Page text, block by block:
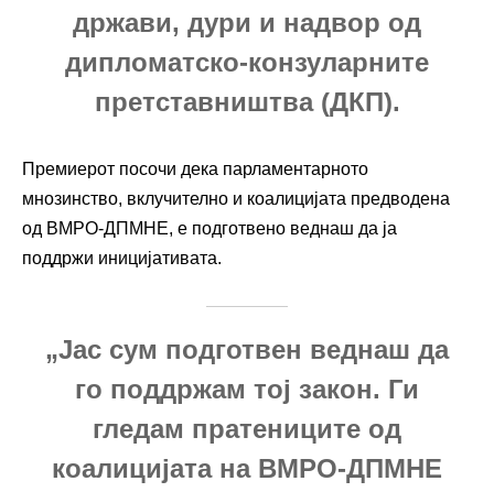
држави, дури и надвор од
дипломатско-конзуларните
претставништва (ДКП).
Премиерот посочи дека парламентарното
мнозинство, вклучително и коалицијата предводена
од ВМРО-ДПМНЕ, е подготвено веднаш да ја
поддржи иницијативата.
„Јас сум подготвен веднаш да
го поддржам тој закон. Ги
гледам пратениците од
коалицијата на ВМРО-ДПМНЕ